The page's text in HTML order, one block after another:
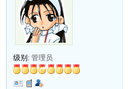
级别: 管理员